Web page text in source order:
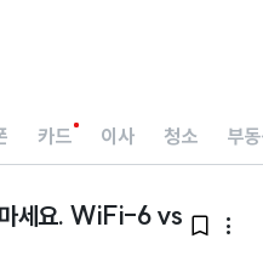
카드 이사 청소 부
마세요. WiFi-6 vs  